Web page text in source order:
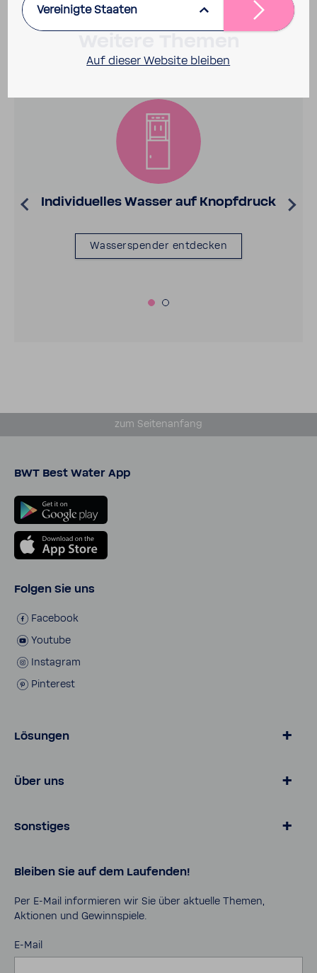
Indi­vi­du­elles Wasser auf Knopf­druck
Wasser­spender entde­cken
zum Seiten­an­fang
BWT Best Water App
Folgen Sie uns
Face­book
Youtube
Insta­gram
Pinte­rest
Lösungen
Produkte für Zuhause
Lösungen für Geschäfts­kunden
Über uns
Über BWT
Pro Portal
Kontakt
Sonstiges
AGB
Impressum
Cookies
Sicher­heits­da­ten­blätter
Bleiben Sie auf dem Laufenden!
Per E-​Mail infor­mieren wir Sie über aktu­elle Themen,
Aktionen und Gewinn­spiele.
E-Mail
Vereinigte Staaten
Auf dieser Website bleiben